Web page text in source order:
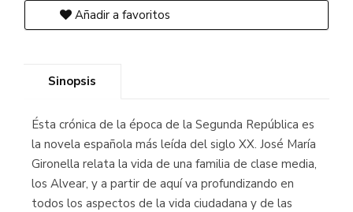
Añadir a favoritos
Sinopsis
Ésta crónica de la época de la Segunda República es
la novela española más leída del siglo XX. José María
Gironella relata la vida de una familia de clase media,
los Alvear, y a partir de aquí va profundizando en
todos los aspectos de la vida ciudadana y de las